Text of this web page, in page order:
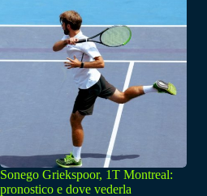
Sonego Griekspoor, 1T Montreal:
pronostico e dove vederla